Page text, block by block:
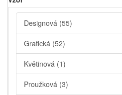
Designová (55)
Grafická (52)
Květinová (1)
Proužková (3)